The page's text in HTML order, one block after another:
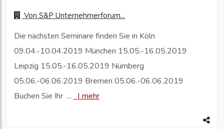
Von S&P Unternehmerforum...
Die nächsten Seminare finden Sie in Köln
09.04.-10.04.2019 München 15.05.-16.05.2019
Leipzig 15.05.-16.05.2019 Nürnberg
05.06.-06.06.2019 Bremen 05.06.-06.06.2019
Buchen Sie Ihr ...
| mehr